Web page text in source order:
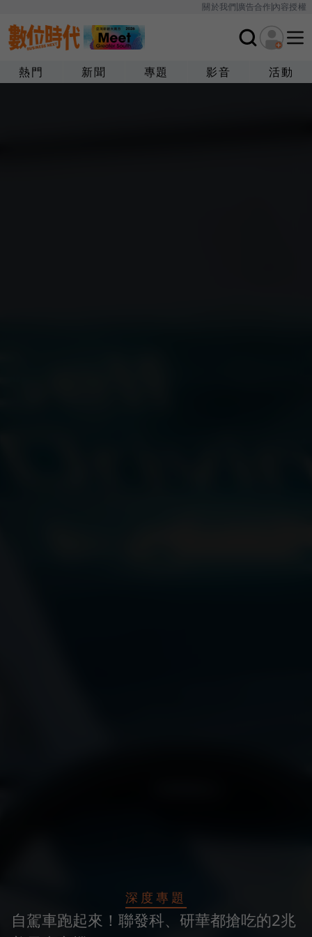
關於我們廣告合作內容授權
熱門 新聞 專題 影音 活動
深度專題
自駕車跑起來！聯發科、研華都搶吃的2兆